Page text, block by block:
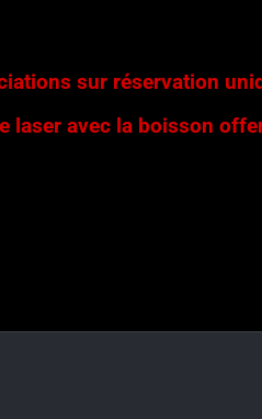
sur réservation
laser avec la boisson